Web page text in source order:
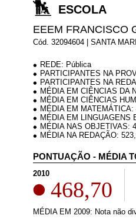
ESCOLA
EEEM FRANCISCO
Cód. 32094604 | SANTA
REDE: Pública
PARTICIPANTES NA
PARTICIPANTES NA
MÉDIA EM CIÊNCIAS DA
MÉDIA EM CIÊNCIAS
MÉDIA EM MATEMÁTICA:
MÉDIA EM LINGUAGENS
MÉDIA NAS OBJETIVAS:
MÉDIA NA REDAÇÃO:
PONTUAÇÃO - MÉDIA
2010
468,70
MÉDIA EM 2009: Nota não